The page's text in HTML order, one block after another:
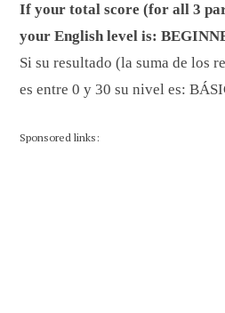
If your total score (for all 3
your English level is:
Si su resultado (la suma de los
es entre 0 y 30 su nivel es:
Sponsored links: